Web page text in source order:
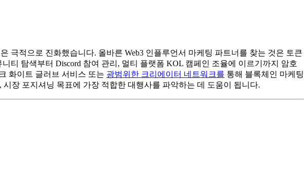
극적으로 진화했습니다. 올바른 Web3 인플루언서 마케팅 파트너를 찾는 것은 토큰
티 탐색부터 Discord 참여 관리, 멀티 플랫폼 KOL 캠페인 조율에 이르기까지 암호
화이트 글러브 서비스 또는 광범위한 크리에이터 네트워크를 통해 블록체인 마케팅
장 포지셔닝 목표에 가장 적합한 대행사를 파악하는 데 도움이 됩니다.